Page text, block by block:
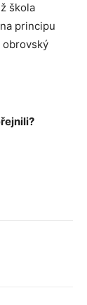
škola
principu
obrovský